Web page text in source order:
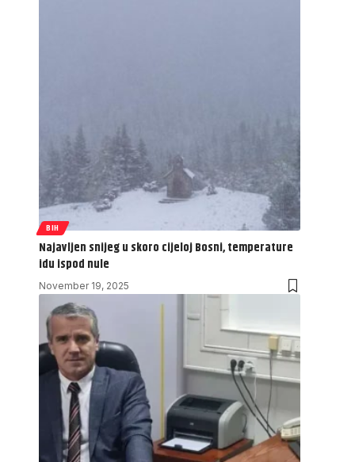
BIH
Najavljen snijeg u skoro cijeloj Bosni, temperature
idu ispod nule
November 19, 2025